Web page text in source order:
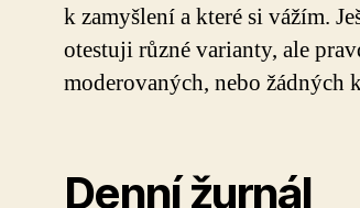
k zamyšlení a které si vážím.
otestuji různé varianty, ale
moderovaných, nebo žádných
Denní žurnál